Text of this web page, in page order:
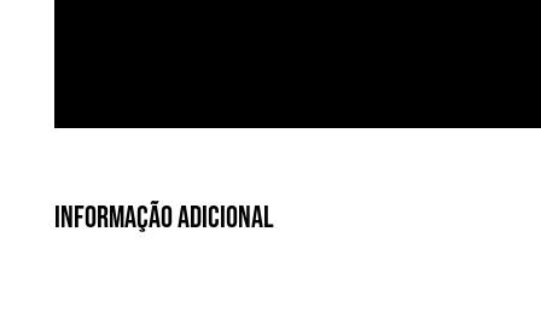
Informação Adicional